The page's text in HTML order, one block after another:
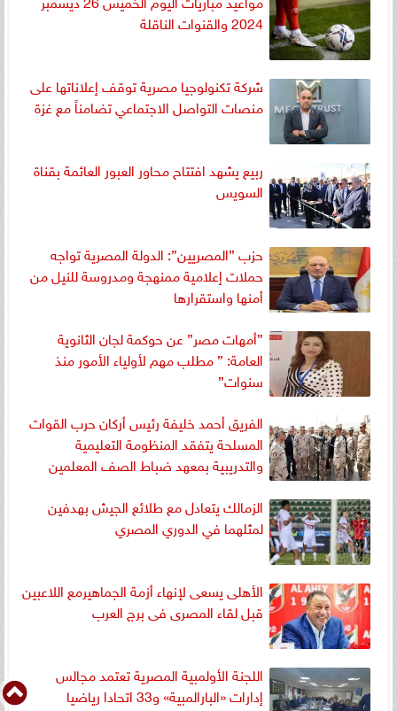
2024 والقنوات الناقلة
شركة تكنولوجيا مصرية توقف إعلاناتها على
منصات التواصل الاجتماعي تضامناً مع غزة
ربيع يشهد افتتاح محاور العبور العائمة بقناة
السويس
حزب ”المصريين”: الدولة المصرية تواجه
حملات إعلامية ممنهجة ومدروسة للنيل من
أمنها واستقرارها
”أمهات مصر” عن حوكمة لجان الثانوية
العامة: ” مطلب مهم لأولياء الأمور منذ
سنوات”
الفريق أحمد خليفة رئيس أركان حرب القوات
المسلحة يتفقد المنظومة التعليمية
والتدريبية بمعهد ضباط الصف المعلمين
الزمالك يتعادل مع طلائع الجيش بهدفين
لمثلهما في الدوري المصري
الأهلى يسعى لإنهاء أزمة الجماهيرمع اللاعبين
قبل لقاء المصرى فى برج العرب
اللجنة الأولمبية المصرية تعتمد مجالس
إدارات «البارالمبية» و33 اتحادا رياضيا